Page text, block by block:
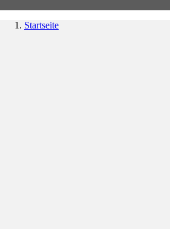
Startseite